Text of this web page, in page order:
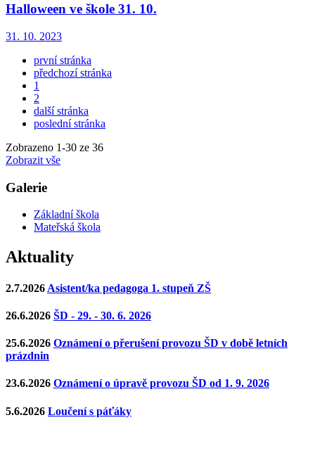
Halloween ve škole 31. 10.
31. 10. 2023
první stránka
předchozí stránka
1
2
další stránka
poslední stránka
Zobrazeno 1-30 ze 36
Zobrazit vše
Galerie
Základní škola
Mateřská škola
Aktuality
2.7.2026 Asistent/ka pedagoga 1. stupeň ZŠ
26.6.2026 ŠD - 29. - 30. 6. 2026
25.6.2026 Oznámení o přerušení provozu ŠD v době letních
prázdnin
23.6.2026 Oznámení o úpravě provozu ŠD od 1. 9. 2026
5.6.2026 Loučení s páťáky